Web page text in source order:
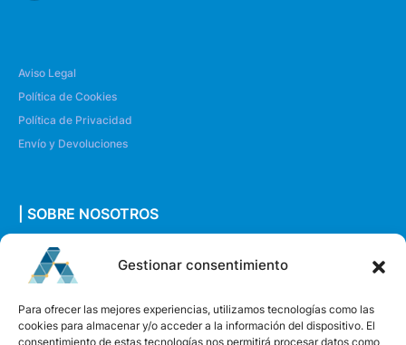
Gestionar consentimiento
Para ofrecer las mejores experiencias, utilizamos tecnologías como las
cookies para almacenar y/o acceder a la información del dispositivo. El
consentimiento de estas tecnologías nos permitirá procesar datos como
Aviso Legal
Política de Cookies
Política de Privacidad
Envío y Devoluciones
| SOBRE NOSOTROS
Quiénes somos
Envíanos un mensaje